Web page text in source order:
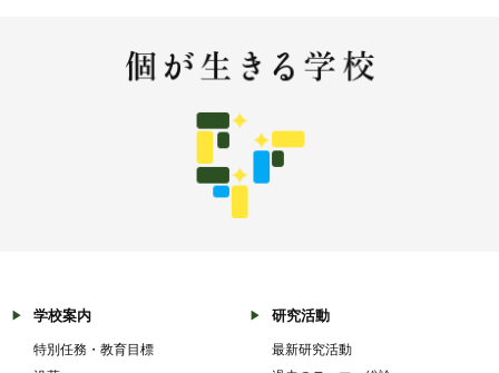
学校案内
特別任務・教育目標
研究活動
最新研究活動